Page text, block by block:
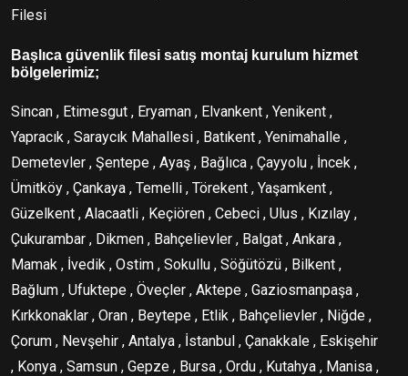
Filesi
Başlıca güvenlik filesi satış montaj kurulum hizmet
bölgelerimiz;
Sincan , Etimesgut , Eryaman , Elvankent , Yenikent ,
Yapracık , Saraycık Mahallesi , Batıkent , Yenimahalle ,
Demetevler , Şentepe , Ayaş , Bağlıca , Çayyolu , İncek ,
Ümitköy , Çankaya , Temelli , Törekent , Yaşamkent ,
Güzelkent , Alacaatli , Keçiören , Cebeci , Ulus , Kızılay ,
Çukurambar , Dikmen , Bahçelievler , Balgat , Ankara ,
Mamak , İvedik , Ostim , Sokullu , Söğütözü , Bilkent ,
Bağlum , Ufuktepe , Öveçler , Aktepe , Gaziosmanpaşa ,
Kırkkonaklar , Oran , Beytepe , Etlik , Bahçelievler , Niğde ,
Çorum , Nevşehir , Antalya , İstanbul , Çanakkale , Eskişehir
, Konya , Samsun , Gepze , Bursa , Ordu , Kutahya , Manisa ,